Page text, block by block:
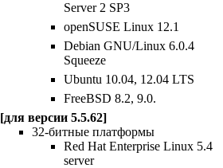
Server 2 SP3
openSUSE Linux 12.1
Debian GNU/Linux 6.0.4
Squeeze
Ubuntu 10.04, 12.04 LTS
FreeBSD 8.2, 9.0.
[для версии 5.5.62]
32-битные платформы
Red Hat Enterprise Linux 5.4
server